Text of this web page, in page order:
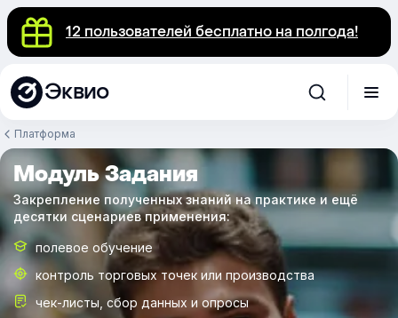
12 пользователей бесплатно на полгода!
Эквио
Платформа
Модуль Задания
Закрепление полученных знаний на практике и ещё
десятки сценариев применения:
полевое обучение
контроль торговых точек или производства
чек-листы, сбор данных и опросы